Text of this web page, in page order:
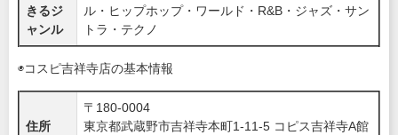
きるジ
ャンル
ル・ヒップホップ・ワールド・R&B・ジャズ・サン
トラ・テクノ
◉コスピ吉祥寺店の基本情報
住所
〒180-0004
東京都武蔵野市吉祥寺本町1-11-5 コピス吉祥寺A館